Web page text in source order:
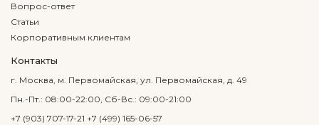
Вопрос-ответ
Статьи
Корпоративным клиентам
Контакты
г. Москва, м. Первомайская, ул. Первомайская, д. 49
Пн.-Пт.: 08:00-22:00, Сб-Вс.: 09:00-21:00
+7 (903) 707-17-21 +7 (499) 165-06-57